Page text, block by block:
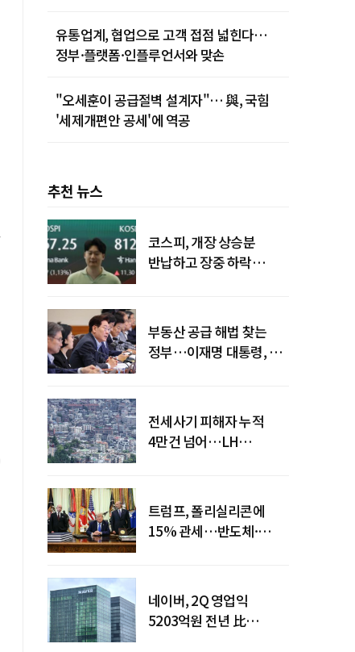
유통업계, 협업으로 고객 접점 넓힌다…
정부·플랫폼·인플루언서와 맞손
"오세훈이 공급절벽 설계자"… 與, 국힘
'세제개편안 공세'에 역공
추천 뉴스
코스피, 개장 상승분
반납하고 장중 하락
부동산 공급 해법 찾는
정부…이재명 대통령, 2차
전세사기 피해자 누적
4만건 넘어…LH
트럼프, 폴리실리콘에
15% 관세…반도체·
네이버, 2Q 영업익
5203억원 전년 比